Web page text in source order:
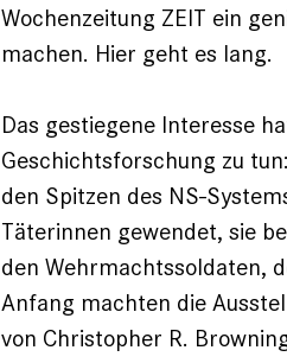
Wochenzeitung ZEIT ein
machen. Hier geht es lang.
Das gestiegene Interesse
Geschichtsforschung zu
den Spitzen des NS-
Täterinnen gewendet, sie
den Wehrmachtssoldaten,
Anfang machten die
von Christopher R.